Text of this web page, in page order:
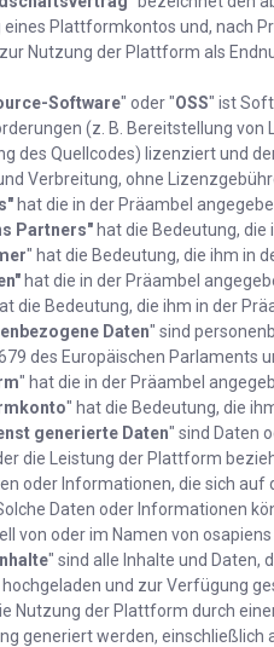
eines Plattformkontos und, nach
Nutzung der Plattform als
Software" oder "OSS" ist
(z. B. Bereitstellung
des Quellcodes) lizenziert und
Verbreitung, ohne
hat die in der Präambel
Partners" hat die Bedeutung, die
" hat die Bedeutung, die ihm in
hat die in der Präambel
die Bedeutung, die ihm in der
Daten" sind
des Europäischen Parlaments
" hat die in der Präambel
" hat die Bedeutung, die
generierte Daten" sind Daten
die Leistung der Plattform
oder Informationen, die sich
Daten oder Informationen
von oder im Namen von
" sind alle Inhalte und Daten,
und zur Verfügung
Nutzung der Plattform durch
generiert werden, einschließlich